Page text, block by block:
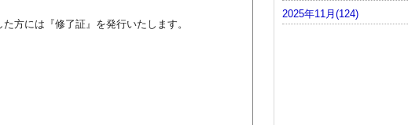
方には『修了証』を発行いたします。
2025年11月(124)